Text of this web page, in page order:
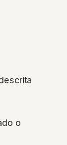
o